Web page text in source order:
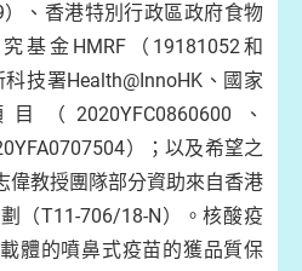
、香港特別行政區政府食物
基金HMRF（19181052和
技署Health@InnoHK、國家
2020YFC0860600、
）；以及希望之
偉教授團隊部分資助來自香港
（T11-706/18-N）。核酸疫
體的噴鼻式疫苗的獲品質保